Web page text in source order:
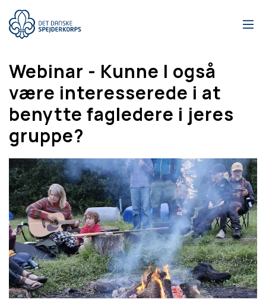
hovedindhold
Webinar - Kunne I også
være interesserede i at
benytte fagledere i jeres
gruppe?